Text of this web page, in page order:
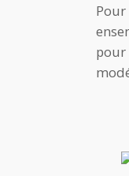
pour